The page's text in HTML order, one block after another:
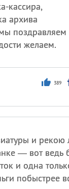
кассира,
архива
поздравляем
желаем.
389
и рекою
— вот ведь
и одна
побыстрее